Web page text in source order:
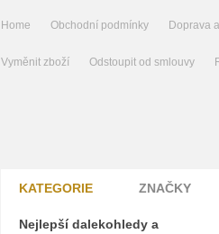
Home Obchodní podmínky Doprava
Vyměnit zboží Odstoupit od smlouvy
KATEGORIE ZNAČKY
Nejlepší dalekohledy a